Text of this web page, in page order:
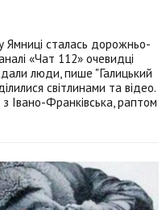
Ямниці сталась дорожньо-
«Чат 112» очевидці
люди, пише "Галицький
світлинами та відео.
з Івано-Франківська, раптом